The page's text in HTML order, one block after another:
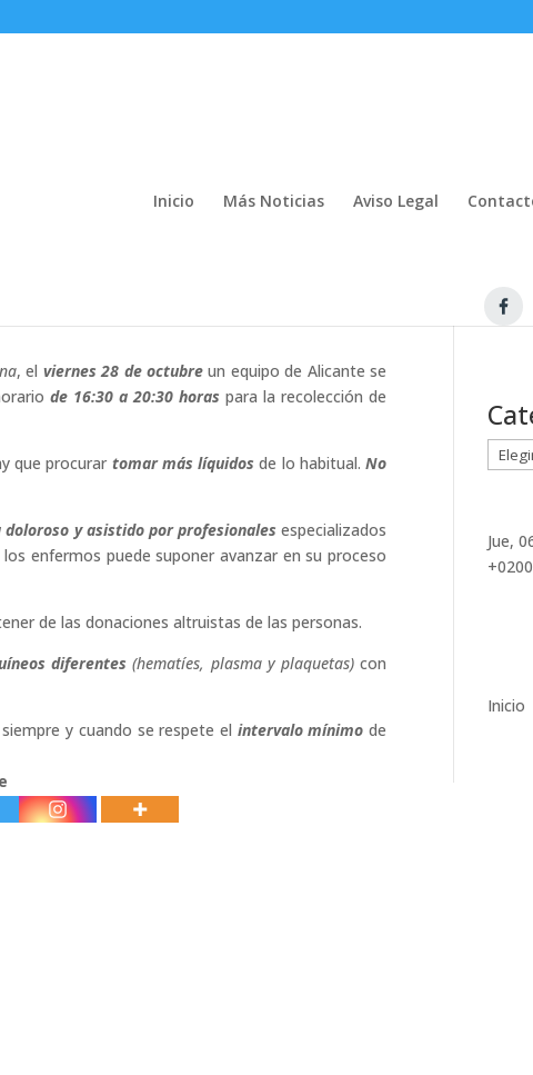
Inicio Más Noticias Aviso Legal
, el viernes 28 de octubre un equipo de Alicante se
de 16:30 a 20:30 horas para la recolección de
que procurar tomar más líquidos de lo habitual. No
y asistido por profesionales especializados
enfermos puede suponer avanzar en su proceso
de las donaciones altruistas de las personas.
diferentes (hematíes, plasma y plaquetas)con
y cuando se respete el intervalo mínimo de
a
g
Jue,
+0200
Inicio